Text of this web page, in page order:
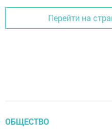
Перейти на
ОБЩЕСТВО